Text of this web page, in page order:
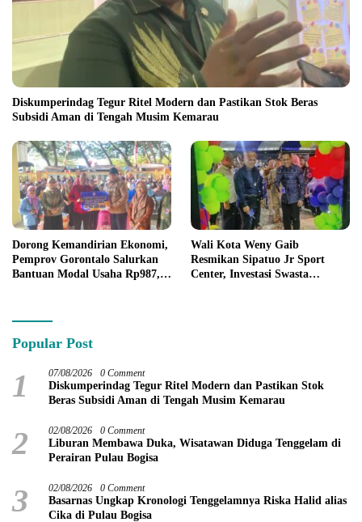
Diskumperindag Tegur Ritel Modern dan Pastikan Stok Beras
Subsidi Aman di Tengah Musim Kemarau
Dorong Kemandirian Ekonomi,
Pemprov Gorontalo Salurkan
Bantuan Modal Usaha Rp987,5
Wali Kota Weny Gaib
Resmikan Sipatuo Jr Sport
Center, Investasi Swasta
Popular Post
1 07/08/2026 0 Comment
Diskumperindag Tegur Ritel Modern dan Pastikan Stok
Beras Subsidi Aman di Tengah Musim Kemarau
2 02/08/2026 0 Comment
Liburan Membawa Duka, Wisatawan Diduga Tenggelam di
Perairan Pulau Bogisa
3 02/08/2026 0 Comment
Basarnas Ungkap Kronologi Tenggelamnya Riska Halid alias
Cika di Pulau Bogisa